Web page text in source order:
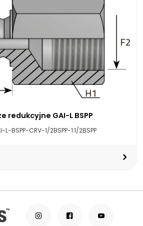
redukcyjne GAI-L BSPP
L-BSPP-CRV-1/2BSPP-1.1/2BSPP